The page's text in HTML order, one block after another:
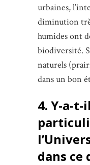
urbaines,
diminution
humides ont
biodiversité.
naturels
dans un bon
4. Y-a-
dans ce